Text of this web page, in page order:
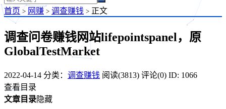
首页 > 网赚 > 调查赚钱 > 正文
调查问卷赚钱网站lifepointspanel，原
GlobalTestMarket
2022-04-14 分类： 调查赚钱 阅读(3813) 评论(0) ID: 1066
查看目录
文章目录隐藏